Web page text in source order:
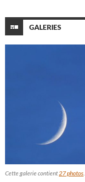
GALERIES
Cette galerie contient27 photos.